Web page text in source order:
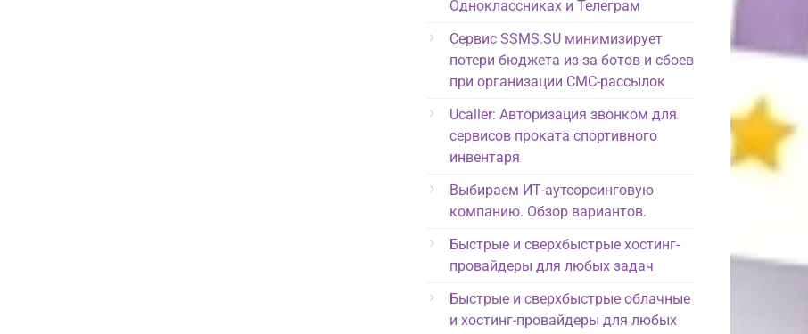
Одноклассниках и Телеграм
Сервис SSMS.SU минимизирует
потери бюджета из-за ботов и сбоев
при организации СМС-рассылок
Ucaller: Авторизация звонком для
сервисов проката спортивного
инвентаря
Выбираем ИТ-аутсорсинговую
компанию. Обзор вариантов.
Быстрые и сверхбыстрые хостинг-
провайдеры для любых задач
Быстрые и сверхбыстрые облачные
и хостинг-провайдеры для любых